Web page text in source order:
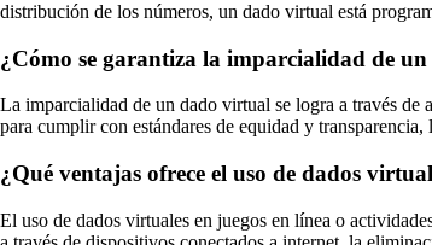
distribución de los números, un dado virtual está
¿Cómo se garantiza la imparcialidad de
La imparcialidad de un dado virtual se logra a través de
para cumplir con estándares de equidad y
¿Qué ventajas ofrece el uso de dados
El uso de dados virtuales en juegos en línea o